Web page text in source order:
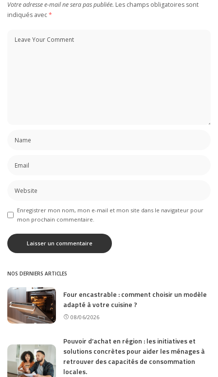
Votre adresse e-mail ne sera pas publiée. Les champs obligatoires sont
indiqués avec*
Enregistrer mon nom, mon e-mail et mon site dans le navigateur pour
mon prochain commentaire.
NOS DERNIERS ARTICLES
Four encastrable : comment choisir un modèle
adapté à votre cuisine ?
08/06/2026
Pouvoir d’achat en région : les initiatives et
solutions concrètes pour aider les ménages à
retrouver des capacités de consommation
locales.